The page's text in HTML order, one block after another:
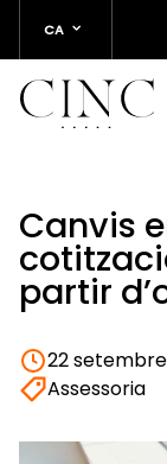
CA
Canvis
partir
22
Assessoria